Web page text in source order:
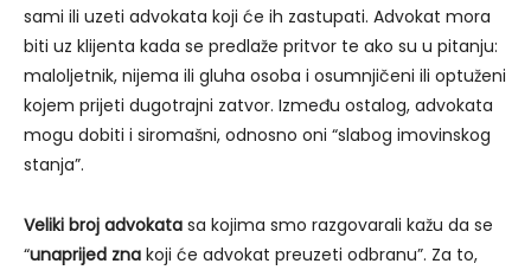
sami ili uzeti advokata koji će ih zastupati. Advokat mora
biti uz klijenta kada se predlaže pritvor te ako su u pitanju:
maloljetnik, nijema ili gluha osoba i osumnjičeni ili optuženi
kojem prijeti dugotrajni zatvor. Između ostalog, advokata
mogu dobiti i siromašni, odnosno oni “slabog imovinskog
stanja”.
Veliki broj advokata sa kojima smo razgovarali kažu da se
“unaprijed zna koji će advokat preuzeti odbranu”. Za to,